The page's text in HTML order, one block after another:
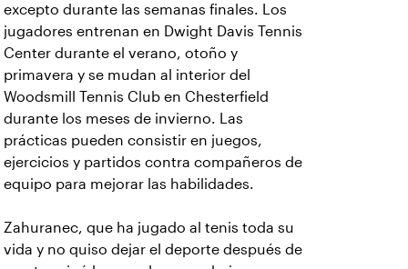
excepto durante las semanas finales. Los
jugadores entrenan en Dwight Davis Tennis
Center durante el verano, otoño y
primavera y se mudan al interior del
Woodsmill Tennis Club en Chesterfield
durante los meses de invierno. Las
prácticas pueden consistir en juegos,
ejercicios y partidos contra compañeros de
equipo para mejorar las habilidades.
Zahuranec, que ha jugado al tenis toda su
vida y no quiso dejar el deporte después de